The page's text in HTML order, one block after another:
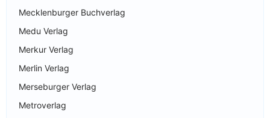
Mecklenburger Buchverlag
Medu Verlag
Merkur Verlag
Merlin Verlag
Merseburger Verlag
Metroverlag